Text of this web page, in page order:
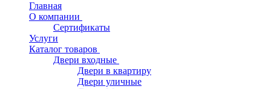
Главная
О компании
Сертификаты
Услуги
Каталог товаров
Двери входные
Двери в квартиру
Двери уличные